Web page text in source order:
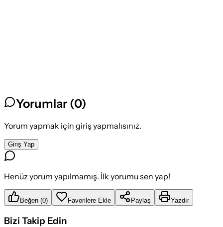
Yorumlar (0)
Yorum yapmak için giriş yapmalısınız.
Giriş Yap
Henüz yorum yapılmamış. İlk yorumu sen yap!
Beğen (0) Favorilere Ekle Paylaş Yazdır
Bizi Takip Edin